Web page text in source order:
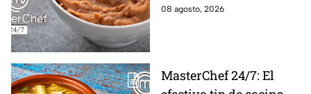
la receta.
08 agosto, 2026
MasterChef 24/7: El